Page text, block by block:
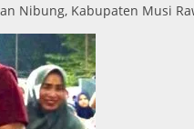
Nibung, Kabupaten Musi